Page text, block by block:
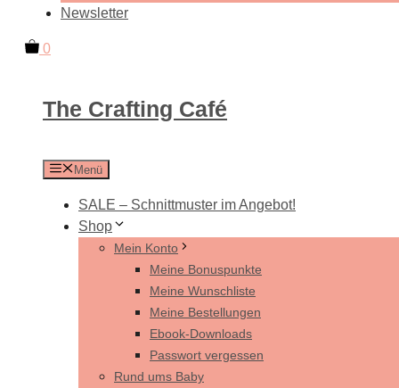
Newsletter
0
The Crafting Café
Menü
SALE – Schnittmuster im Angebot!
Shop
Mein Konto
Meine Bonuspunkte
Meine Wunschliste
Meine Bestellungen
Ebook-Downloads
Passwort vergessen
Rund ums Baby